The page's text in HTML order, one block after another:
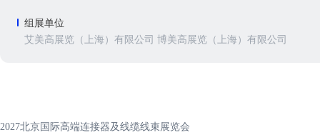
组展单位
艾美高展览（上海）有限公司 博美高展览（上海）有限公司
2027北京国际高端连接器及线缆线束展览会